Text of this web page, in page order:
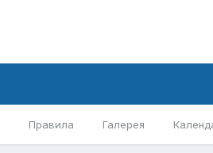
Правила Галерея